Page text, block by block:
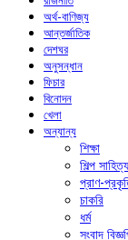
অর্থ-বাণিজ্য
আন্তর্জাতিক
দেশঘর
অনুসন্ধান
ফিচার
বিনোদন
খেলা
অন্যান্য
শিক্ষা
শিল্প সাহিত্য
প্রাণ-
চাকরি
ধর্ম
সংবাদ